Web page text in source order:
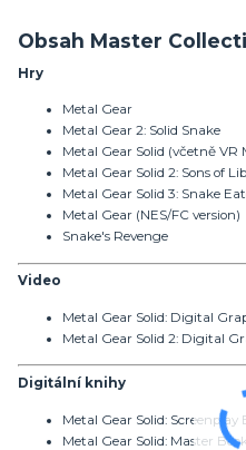
Obsah Master
Hry
Metal Gear
Metal Gear 2: Solid Snake
Metal Gear Solid (včetně VR
Metal Gear Solid 2: Sons of
Metal Gear Solid 3: Snake
Metal Gear (NES/FC version)
Snake's Revenge
Video
Metal Gear Solid: Digital
Metal Gear Solid 2: Digital
Digitální knihy
Metal Gear Solid: Screenplay
Metal Gear Solid: Master Book